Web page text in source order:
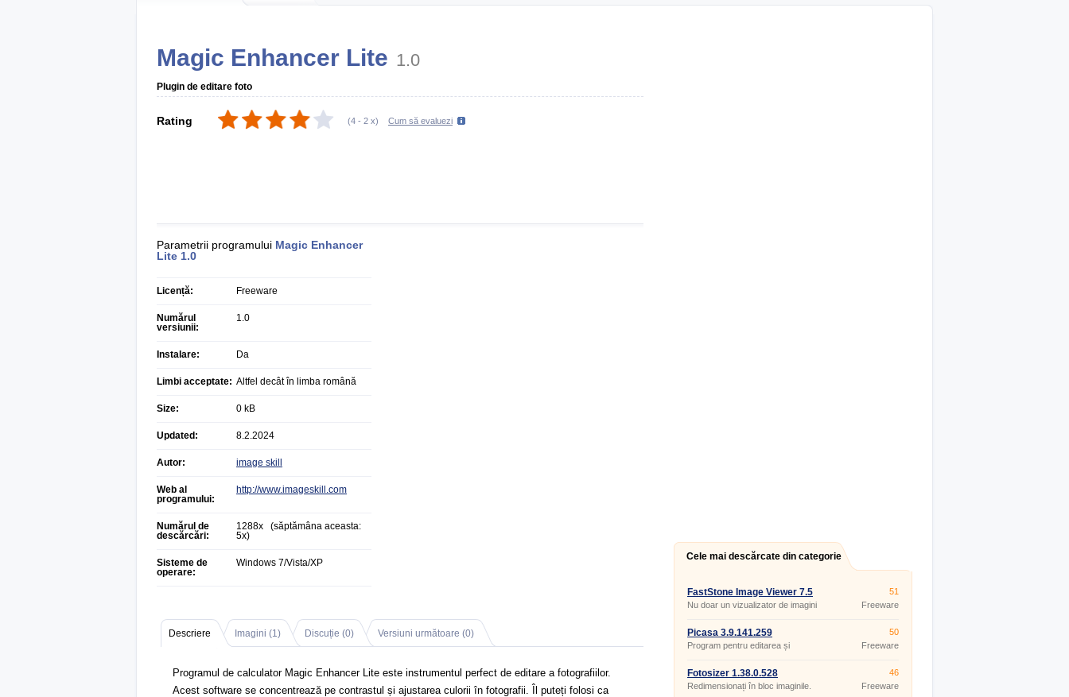
Magic Enhancer Lite 1.0
Plugin de editare foto
Rating (4 - 2 x) Cum să evaluezi
Parametrii programului Magic Enhancer
Lite 1.0
Licență: Freeware
Numărul
versiunii:
1.0
Instalare: Da
Limbi acceptate: Altfel decât în limba română
Size: 0 kB
Updated: 8.2.2024
Autor: image skill
Web al
programului:
http://www.imageskill.com
Numărul de
descărcări:
1288x (săptămâna aceasta:
5x)
Sisteme de
operare:
Windows 7/Vista/XP
Descriere Imagini (1) Discuție (0) Versiuni următoare (0)
Programul de calculator Magic Enhancer Lite este instrumentul perfect de editare a fotografiilor.
Acest software se concentrează pe contrastul și ajustarea culorii în fotografii. Îl puteți folosi ca
Cele mai descărcate din categorie
FastStone Image Viewer 7.5
Nu doar un vizualizator de imagini
51
Freeware
Picasa 3.9.141.259
Program pentru editarea și
50
Freeware
Fotosizer 1.38.0.528
Redimensionați în bloc imaginile.
46
Freeware